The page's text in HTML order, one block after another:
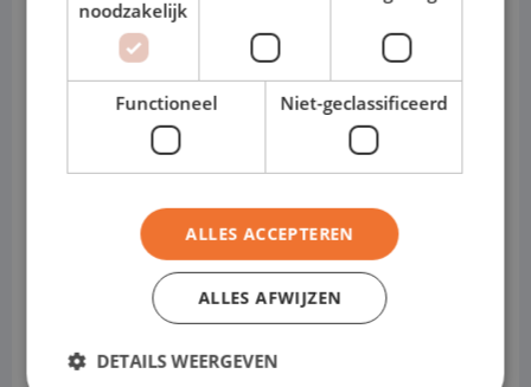
• Verkrijgbaar als diesel en volledig
elektrisch
Shortlease 1–12 maanden
Shortlease is ideaal wanneer je tijdelijk
vervoer nodig hebt, piekdrukte wilt
opvangen, een nieuwe medewerker
inzet of bewust geen langlopend
noodzakelijk
Functioneel Niet-geclassificeerd
ALLES ACCEPTEREN
ALLES AFWIJZEN
DETAILS WEERGEVEN